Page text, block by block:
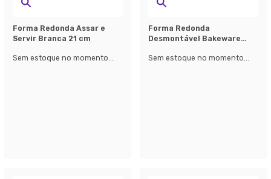
Forma Redonda Assar e
Servir Branca 21 cm
Sem estoque no momento...
Forma Redonda
Desmontável Bakeware
Sem estoque no momento...